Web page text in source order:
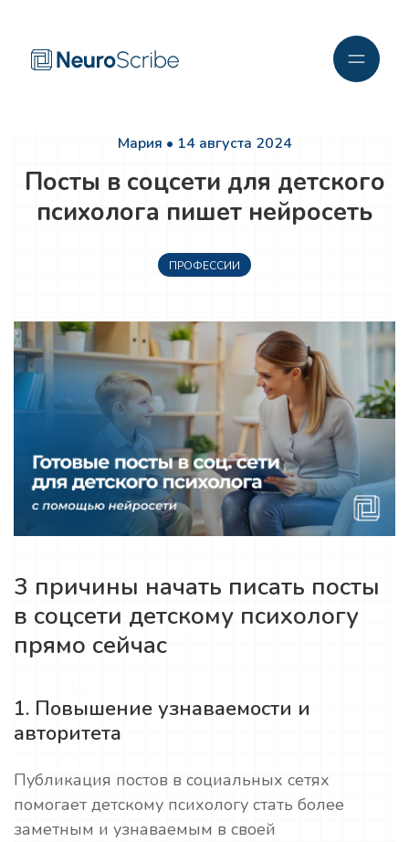
Мария • 14 августа 2024
Посты в соцсети для детского
психолога пишет нейросеть
ПРОФЕССИИ
3 причины начать писать посты
в соцсети детскому психологу
прямо сейчас
1. Повышение узнаваемости и
авторитета
Публикация постов в социальных сетях
помогает детскому психологу стать более
заметным и узнаваемым в своей